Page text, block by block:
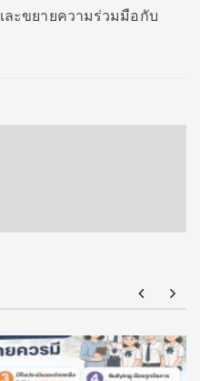
ะขยายความร่วมมือกับ